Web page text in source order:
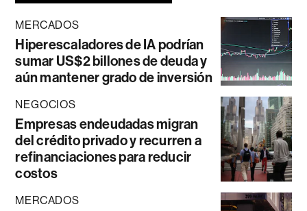
MERCADOS
Hiperescaladores de IA podrían
sumar US$2 billones de deuda y
aún mantener grado de inversión
NEGOCIOS
Empresas endeudadas migran
del crédito privado y recurren a
refinanciaciones para reducir
costos
MERCADOS